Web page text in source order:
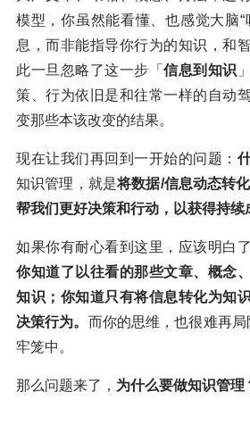
模型，你虽然能看懂、也感觉大脑“
息，而非能指导你行为的知识，和
此一旦忽略了这一步「 信息到知识
策、行为依旧是和往常一样的自动
变那些本该改变的结果。
现在让我们再回到一开始的问题：
知识管理，就是将数据/信息动态转
帮我们更好决策和行动，以获得持续
如果你有耐心看到这里，应该明白
你知道了以往看的那些文章、概念
知识；你知道只有将信息转化为知
决策行为。 而你的思维，也很难再局
牢笼中。
那么问题来了， 为什么要做知识管理